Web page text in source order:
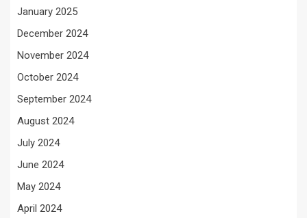
January 2025
December 2024
November 2024
October 2024
September 2024
August 2024
July 2024
June 2024
May 2024
April 2024